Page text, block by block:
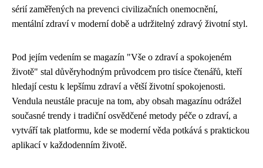
sérií zaměřených na prevenci civilizačních onemocnění,
mentální zdraví v moderní době a udržitelný zdravý životní styl.
Pod jejím vedením se magazín "Vše o zdraví a spokojeném
životě" stal důvěryhodným průvodcem pro tisíce čtenářů, kteří
hledají cestu k lepšímu zdraví a větší životní spokojenosti.
Vendula neustále pracuje na tom, aby obsah magazínu odrážel
současné trendy i tradiční osvědčené metody péče o zdraví, a
vytváří tak platformu, kde se moderní věda potkává s praktickou
aplikací v každodenním životě.